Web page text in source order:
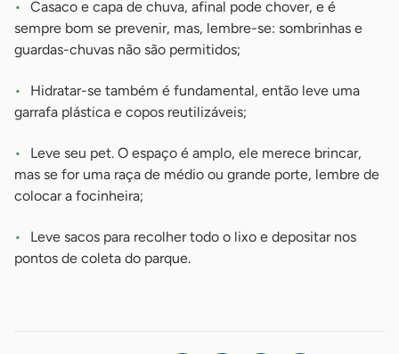
Casaco e capa de chuva, afinal pode chover, e é
sempre bom se prevenir, mas, lembre-se: sombrinhas e
guardas-chuvas não são permitidos;
Hidratar-se também é fundamental, então leve uma
garrafa plástica e copos reutilizáveis;
Leve seu pet. O espaço é amplo, ele merece brincar,
mas se for uma raça de médio ou grande porte, lembre de
colocar a focinheira;
Leve sacos para recolher todo o lixo e depositar nos
pontos de coleta do parque.